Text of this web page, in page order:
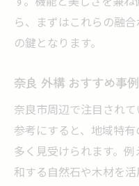
ら、まずはこれらの融
の鍵となります。
奈良 外構 おすすめ事
奈良市周辺で注目され
参考にすると、地域特
多く見受けられます。
和する自然石や木材を活